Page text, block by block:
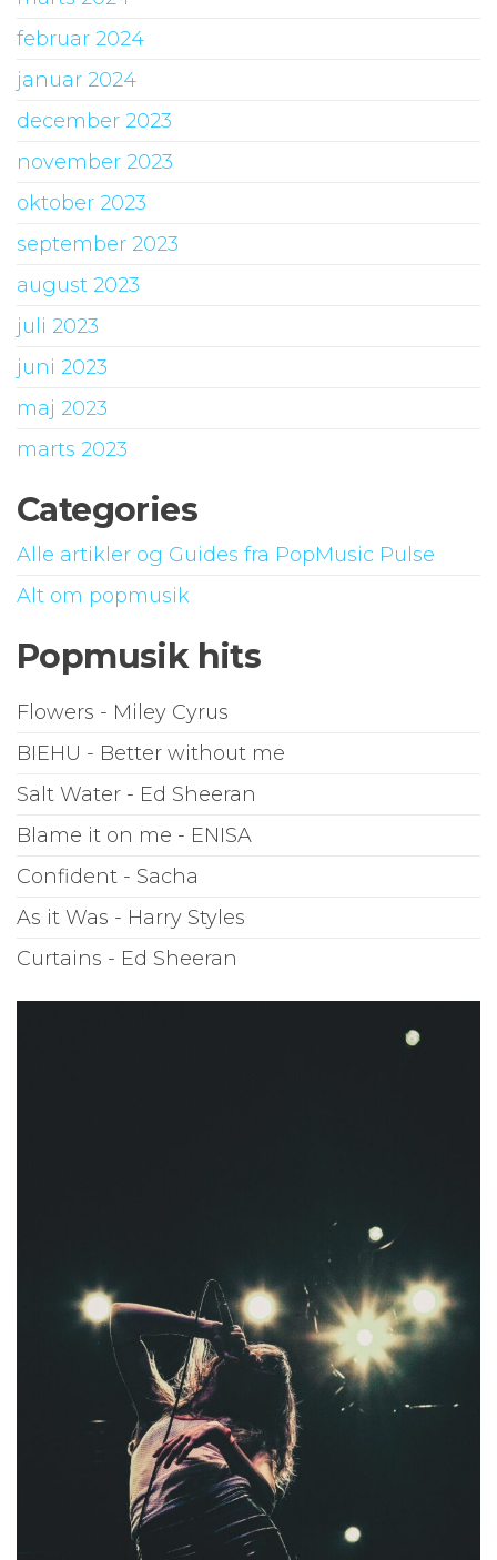
februar 2024
januar 2024
december 2023
november 2023
oktober 2023
september 2023
august 2023
juli 2023
juni 2023
maj 2023
marts 2023
Categories
Alle artikler og Guides fra PopMusic Pulse
Alt om popmusik
Popmusik hits
Flowers - Miley Cyrus
BIEHU - Better without me
Salt Water - Ed Sheeran
Blame it on me - ENISA
Confident - Sacha
As it Was - Harry Styles
Curtains - Ed Sheeran